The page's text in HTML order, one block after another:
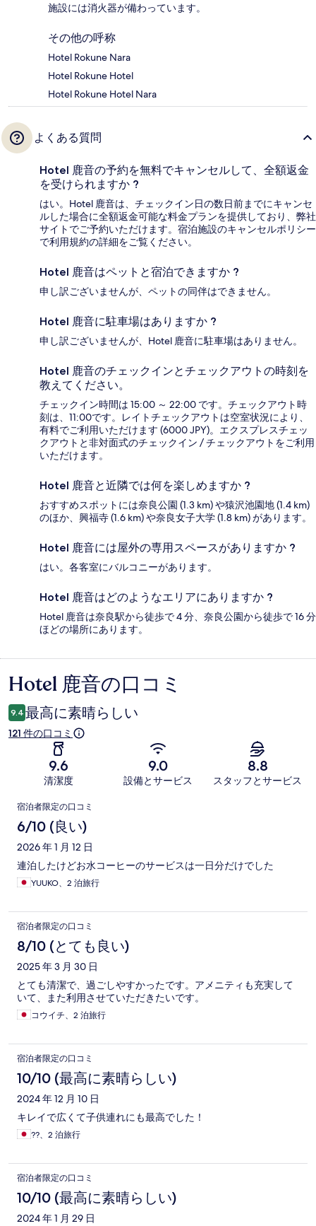
施設には消火器が備わっています。
その他の呼称
Hotel Rokune Nara
Hotel Rokune Hotel
Hotel Rokune Hotel Nara
よくある質問
Hotel 鹿音の予約を無料でキャンセルして、全額返金
を受けられますか ?
はい。Hotel 鹿音は、チェックイン日の数日前までにキャンセ
ルした場合に全額返金可能な料金プランを提供しており、弊社
サイトでご予約いただけます。宿泊施設のキャンセルポリシー
で利用規約の詳細をご覧ください。
Hotel 鹿音はペットと宿泊できますか ?
申し訳ございませんが、ペットの同伴はできません。
Hotel 鹿音に駐車場はありますか ?
申し訳ございませんが、Hotel 鹿音に駐車場はありません。
Hotel 鹿音のチェックインとチェックアウトの時刻を
教えてください。
チェックイン時間は 15:00 ～ 22:00 です。チェックアウト時
刻は、11:00です。レイトチェックアウトは空室状況により、
有料でご利用いただけます (6000 JPY)。エクスプレスチェッ
クアウトと非対面式のチェックイン / チェックアウトをご利用
いただけます。
Hotel 鹿音と近隣では何を楽しめますか ?
おすすめスポットには奈良公園 (1.3 km) や猿沢池園地 (1.4 km)
のほか、興福寺 (1.6 km) や奈良女子大学 (1.8 km) があります。
Hotel 鹿音には屋外の専用スペースがありますか ?
はい。各客室にバルコニーがあります。
Hotel 鹿音はどのようなエリアにありますか ?
Hotel 鹿音は奈良駅から徒歩で 4 分、奈良公園から徒歩で 16 分
ほどの場所にあります。
口
コ
ミ
Hotel 鹿音の口コミ
9.4 最高に素晴らしい
121 件の口コミ
9.6
清潔度
9.0
設備とサービス
8.8
スタッフとサービス
口
コ
ミ
宿泊者限定の口コミ
6/10 (良い)
2026 年 1 月 12 日
連泊したけどお水コーヒーのサービスは一日分だけでした
YUUKO、2 泊旅行
宿泊者限定の口コミ
8/10 (とても良い)
2025 年 3 月 30 日
とても清潔で、過ごしやすかったです。アメニティも充実して
いて、また利用させていただきたいです。
コウイチ、2 泊旅行
宿泊者限定の口コミ
10/10 (最高に素晴らしい)
2024 年 12 月 10 日
キレイで広くて子供連れにも最高でした！
??、2 泊旅行
宿泊者限定の口コミ
10/10 (最高に素晴らしい)
2024 年 1 月 29 日